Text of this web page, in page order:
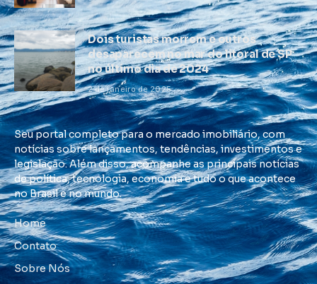
Dois turistas morrem e outros
desaparecem no mar do litoral de SP
no último dia de 2024
2 de janeiro de 2025
Seu portal completo para o mercado imobiliário, com
notícias sobre lançamentos, tendências, investimentos e
legislação. Além disso, acompanhe as principais notícias
de política, tecnologia, economia e tudo o que acontece
no Brasil e no mundo.
Home
Contato
Sobre Nós